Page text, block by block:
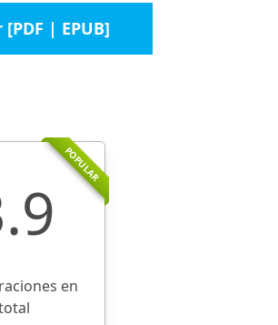
| EPUB]
POPULAR
en